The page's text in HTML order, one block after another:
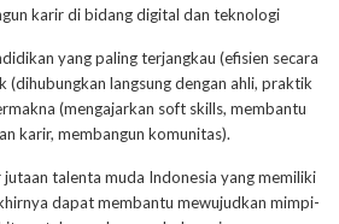
karir di bidang digital dan teknologi
yang paling terjangkau (efisien secara
(dihubungkan langsung dengan ahli, praktik
(mengajarkan soft skills, membantu
karir, membangun komunitas).
talenta muda Indonesia yang memiliki
dapat membantu mewujudkan mimpi-